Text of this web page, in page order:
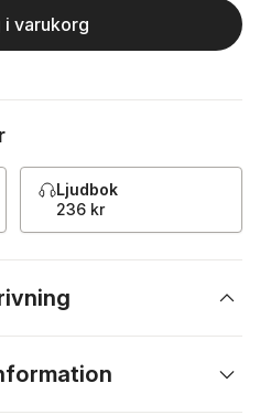
i varukorg
Ljudbok
236 kr